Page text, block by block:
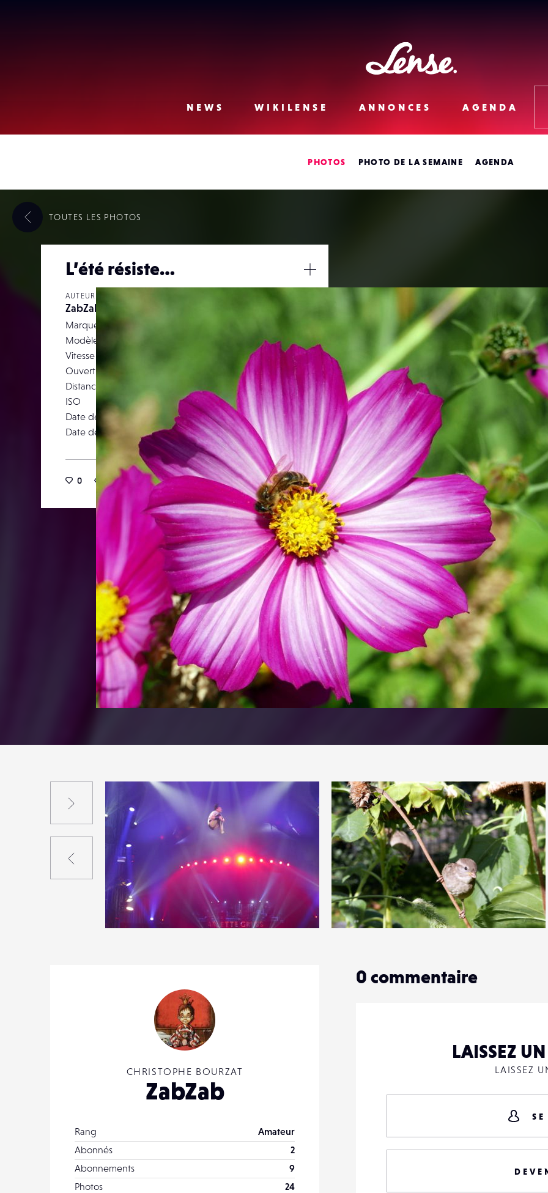
Lense
NEWS
WIKILENSE ANNONCES AGENDA
PHOTOS PHOTO DE LA SEMAINE AGENDA
L’été résiste…
AUTEUR
ZabZab
Marque
Modèle
DMC-LX100
Vitesse d’obturation
1/1000
Ouverture
5.6
Distance focale
29.3 mm
ISO
200
Date de prise de vue
15 octobre 2016
Date de publication
10 novembre 2016
0 18
/
TOUTES LES PHOTOS
1
16
1
19
Précédent
CHRISTOPHE BOURZAT
ZabZab
Rang
Amateur
Abonnés
2
Abonnements
9
Photos
24
0 commentaire
LAISSEZ
LAISSEZ